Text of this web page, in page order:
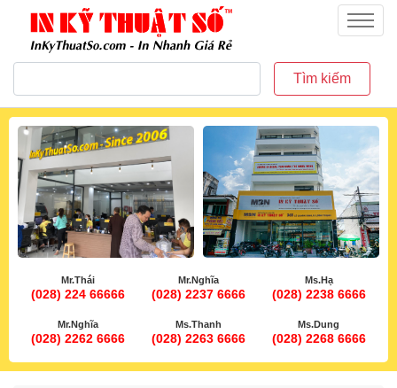
inkythuatso.com
Menu
Tìm kiếm
Mr.Thái
(028) 224 66666
Mr.Nghĩa
(028) 2237 6666
Ms.Hạ
(028) 2238 6666
Mr.Nghĩa
(028) 2262 6666
Ms.Thanh
(028) 2263 6666
Ms.Dung
(028) 2268 6666